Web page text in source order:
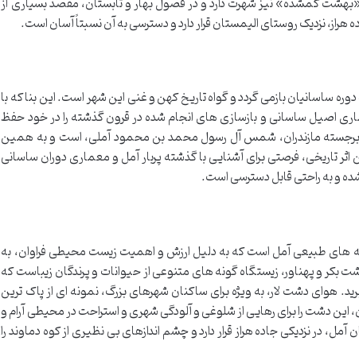
ساسانیان بازمی گردد و گواه تاریخ کهن و غنی این شهر است. این بنا که با
اصیل ساسانی و بازسازی های انجام شده در قرون گذشته را در خود حفظ
برجسته مازندران، شمس آل رسول محمد بن محمود آملی، است و به همین
اثر تاریخی، فرصتی برای آشنایی با گذشته پربار آمل و معماری دوران ساسانی
و به راحتی قابل دسترسی است.
های طبیعی آمل است که به دلیل ارزش و اهمیت زیست محیطی فراوان، به
و پهناور، زیستگاه گونه های متنوعی از حیوانات و پرندگان زیباست که
هوای دشت لار، به ویژه برای ساکنان شهرهای بزرگ، نمونه ای از پاک ترین
دشت را برای رهایی از شلوغی و آلودگی شهری و استراحت در محیطی آرام و
در نزدیکی جاده هراز قرار دارد و چشم اندازهای بی نظیری از کوه دماوند را